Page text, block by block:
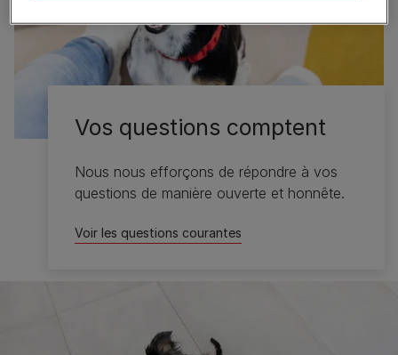
Vos questions comptent
Nous nous efforçons de répondre à vos
questions de manière ouverte et honnête.
Voir les questions courantes